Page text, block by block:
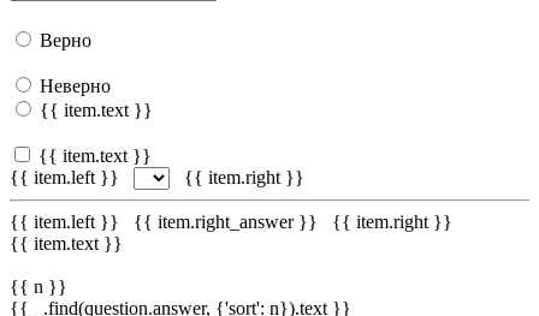
Верно
Неверно
{{ item.text }}
{{ item.text }}
{{ item.left }}
{{ item.right }}
{{ item.left }} {{ item.right_answer }}
{{ item.right }}
{{ item.text }}
{{ n }}
{{ _.find(question.answer, {'sort': n}).text }}